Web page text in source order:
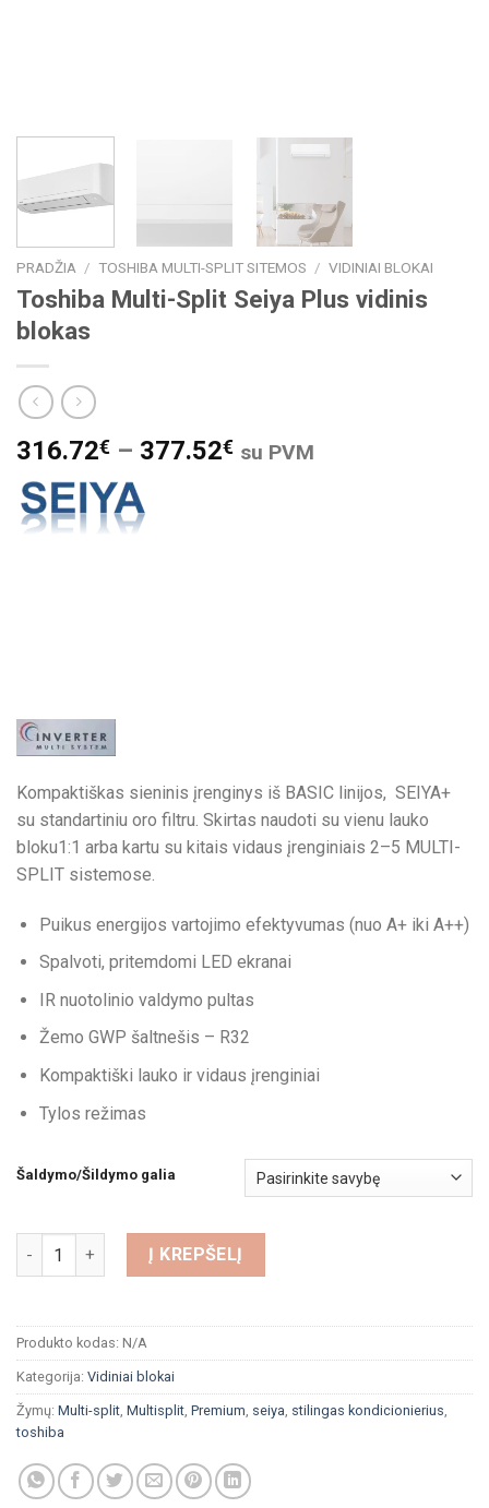
PRADŽIA / TOSHIBA MULTI-SPLIT SITEMOS / VIDINIAI BLOKAI
Toshiba Multi-Split Seiya Plus vidinis
blokas
316.72€ – 377.52€ su PVM
Kompaktiškas sieninis įrenginys iš BASIC linijos, SEIYA+
su standartiniu oro filtru. Skirtas naudoti su vienu lauko
bloku1:1 arba kartu su kitais vidaus įrenginiais 2–5 MULTI-
SPLIT sistemose.
Puikus energijos vartojimo efektyvumas (nuo A+ iki A++)
Spalvoti, pritemdomi LED ekranai
IR nuotolinio valdymo pultas
Žemo GWP šaltnešis – R32
Kompaktiški lauko ir vidaus įrenginiai
Tylos režimas
Šaldymo/Šildymo galia
produkto kiekis: Toshiba Multi-Split Seiya Plus vidinis blokas
Į KREPŠELĮ
Produkto kodas: N/A
Kategorija: Vidiniai blokai
Žymų: Multi-split, Multisplit, Premium, seiya, stilingas kondicionierius,
toshiba